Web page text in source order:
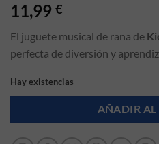
11,99 €
El juguete musical de rana de
perfecta de diversión y
Hay existencias
AÑADIR AL